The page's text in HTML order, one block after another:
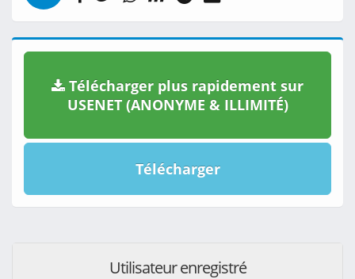
Télécharger plus rapidement sur
USENET (ANONYME & ILLIMITÉ)
Télécharger
Utilisateur enregistré